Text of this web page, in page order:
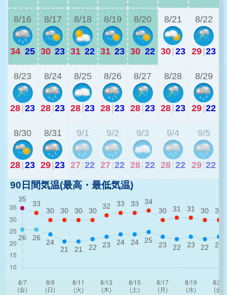
8/16
34|25
8/17
30|23
8/18
31|22
8/19
31|23
8/20
30|22
8/21
30|23
8/22
29|23
8/23
28|23
8/24
28|23
8/25
28|23
8/26
28|23
8/27
28|23
8/28
28|23
8/29
29|22
8/30
28|23
8/31
29|23
9/1
27 22
9/2
27 22
9/3
28 22
9/4
28 22
9/5
29 22
90日間気温(最高・最低気温)